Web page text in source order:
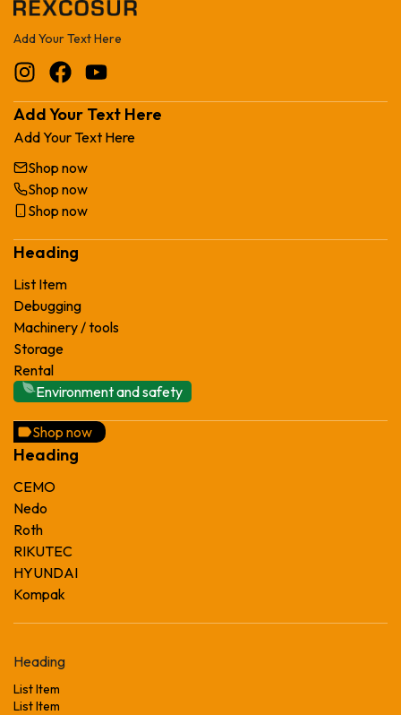
Add Your Text Here
Add Your Text Here
Add Your Text Here
Shop now
Shop now
Shop now
Heading
List Item
Debugging
Machinery / tools
Storage
Rental
Environment and safety
Shop now
Heading
CEMO
Nedo
Roth
RIKUTEC
HYUNDAI
Kompak
Heading
List Item
List Item